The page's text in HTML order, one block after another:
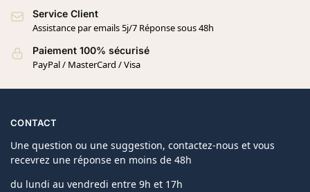
Service Client
Assistance par emails 5j/7 Réponse sous 48h
Paiement 100% sécurisé
PayPal / MasterCard / Visa
CONTACT
Une question ou une suggestion, contactez-nous et vous
recevrez une réponse en moins de 48h
du lundi au vendredi entre 9h et 17h